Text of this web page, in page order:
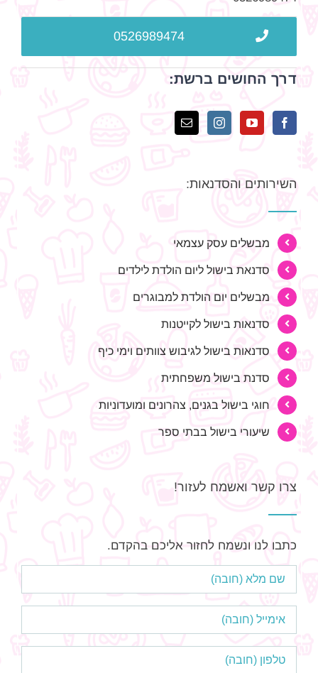
0526989474
דרך החושים ברשת:
השירותים והסדנאות:
מבשלים עסק עצמאי
סדנאת בישול ליום הולדת לילדים
מבשלים יום הולדת למבוגרים
סדנאות בישול לקייטנות
סדנאות בישול לגיבוש צוותים וימי כיף
סדנת בישול משפחתית
חוגי בישול בגנים, צהרונים ומועדוניות
שיעורי בישול בבתי ספר
צרו קשר ואשמח לעזור!
כתבו לנו ונשמח לחזור אליכם בהקדם.